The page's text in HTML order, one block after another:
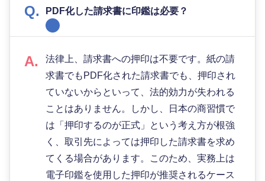
PDF化した請求書に印鑑は必要？
法律上、請求書への押印は不要です。紙の請
求書でもPDF化された請求書でも、押印され
ていないからといって、法的効力が失われる
ことはありません。しかし、日本の商習慣で
は「押印するのが正式」という考え方が根強
く、取引先によっては押印した請求書を求め
てくる場合があります。このため、実務上は
電子印鑑を使用した押印が推奨されるケース